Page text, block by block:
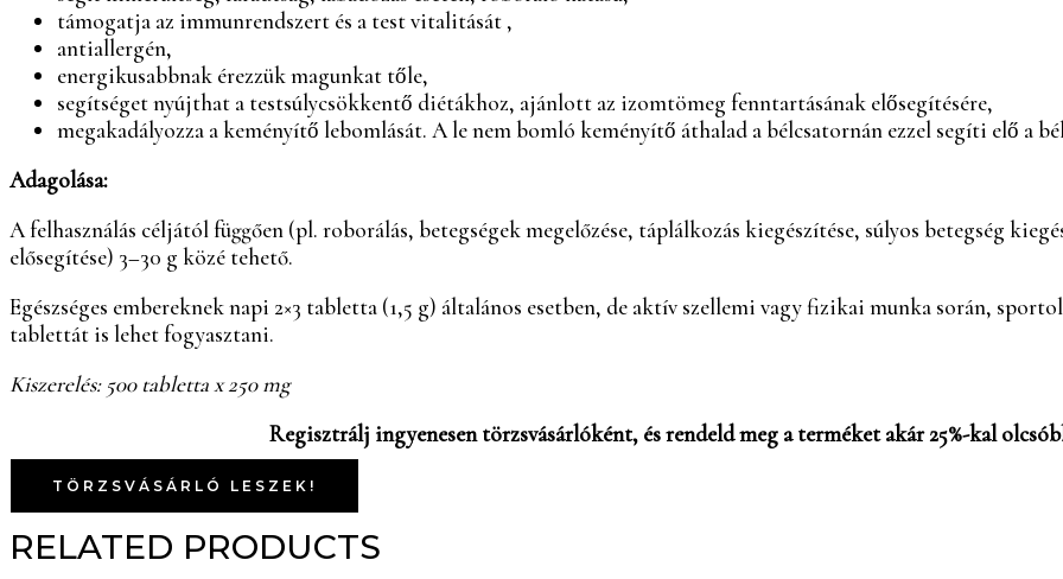
támogatja az immunrendszert és a test vitalitását ,
antiallergén,
energikusabbnak érezzük magunkat tőle,
segítséget nyújthat a testsúlycsökkentő diétákhoz, ajánlott az izomtömeg fenntartásának elősegítésére,
megakadályozza a keményítő lebomlását. A le nem bomló keményítő áthalad a bélcsatornán ezzel segíti elő a
Adagolása:
A felhasználás céljától függően (pl. roborálás, betegségek megelőzése, táplálkozás kiegészítése, súlyos betegség
elősegítése) 3–30 g közé tehető.
Egészséges embereknek napi 2×3 tabletta (1,5 g) általános esetben, de aktív szellemi vagy fizikai munka során,
tablettát is lehet fogyasztani.
Kiszerelés: 500 tabletta x 250 mg
Regisztrálj ingyenesen törzsvásárlóként, és rendeld meg a terméket akár 25%-kal
TÖRZSVÁSÁRLÓ LESZEK!
RELATED PRODUCTS